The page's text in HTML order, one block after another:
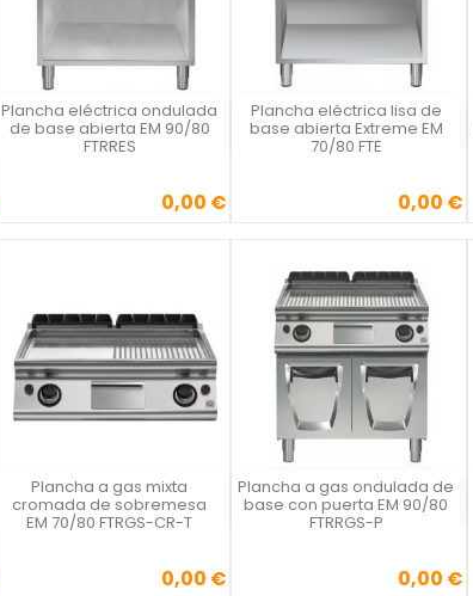
Plancha eléctrica ondulada
de base abierta EM 90/80
FTRRES
Precio0,00 €

Vista rápida Plancha eléctrica lisa de
base abierta Extreme EM
70/80 FTE
Precio0,00 €

Vista rápida
Plancha a gas mixta
cromada de sobremesa
EM 70/80 FTRGS-CR-T
Precio0,00 €

Vista rápida Plancha a gas ondulada de
base con puerta EM 90/80
FTRRGS-P
Precio0,00 €

Vista rápida